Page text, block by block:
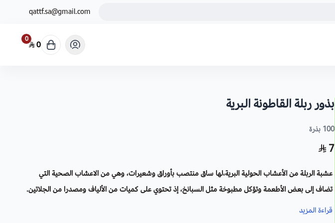
qattf.sa@gmail.com
0
0
بذور ربلة القاطونة البرية
100 بذرة
7
عشبة الربلة من الأعشاب الحولية البرية،لها ساق منتصب بأوراق وشعيرات، وهي من الاعشاب الصحية التي
تضاف إلى بعض الأطعمة وتؤكل مطبوخة مثل السبانخ، إذ تحتوي على كميات من الألياف ومصدرا من الجلاتين.
كما تستخدم علفاً للحيوانات.
قراءة المزيد